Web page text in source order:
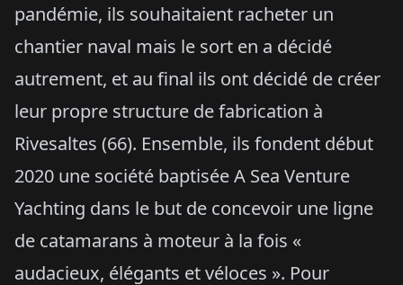
pandémie, ils souhaitaient racheter un
chantier naval mais le sort en a décidé
autrement, et au final ils ont décidé de créer
leur propre structure de fabrication à
Rivesaltes (66). Ensemble, ils fondent début
2020 une société baptisée A Sea Venture
Yachting dans le but de concevoir une ligne
de catamarans à moteur à la fois «
audacieux, élégants et véloces ». Pour